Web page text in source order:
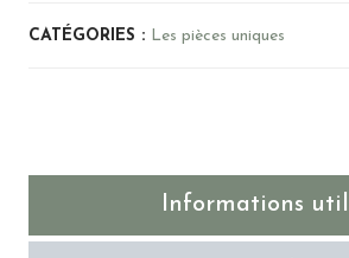
CATÉGORIES : Les pièces uniques
Informations